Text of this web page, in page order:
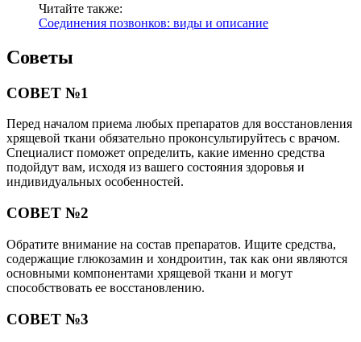
Читайте также:
Соединения позвонков: виды и описание
Советы
СОВЕТ №1
Перед началом приема любых препаратов для восстановления
хрящевой ткани обязательно проконсультируйтесь с врачом.
Специалист поможет определить, какие именно средства
подойдут вам, исходя из вашего состояния здоровья и
индивидуальных особенностей.
СОВЕТ №2
Обратите внимание на состав препаратов. Ищите средства,
содержащие глюкозамин и хондроитин, так как они являются
основными компонентами хрящевой ткани и могут
способствовать ее восстановлению.
СОВЕТ №3